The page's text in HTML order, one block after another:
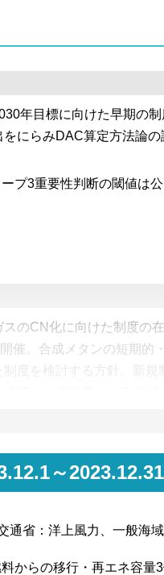
始できる環境を整備すべ
り込み。
降の調達価格等に関する
引き続き低下傾向。
度第3回非化石価値取引市
過去2回のオークション
より買入札量＝約定量が
は、日本基準の適用対象
年目標に向けた早期の
にらみDAC算定方法論
プ3重要性判断の閾値は
のCN化に向けた制度の
催。合成メタンの短期的
制度を検討する方針。新
出に向けた検討会 DAC
に必要となるMRV方法論
SSBJ）は、第29回会合
、第29回ではこれまで
～
通省：洋上風力、一般海
からの移行・再エネ容量